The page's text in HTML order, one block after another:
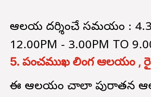
ఆలయ దర్శించే సమయం :
12.00PM - 3.00PM TO
5. పంచముఖ లింగ ఆలయం ,
ఈ ఆలయం చాలా పురాతన